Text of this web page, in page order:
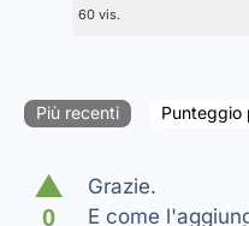
60 vis.
Più recenti Punteggio
▲
0
Grazie.
E come